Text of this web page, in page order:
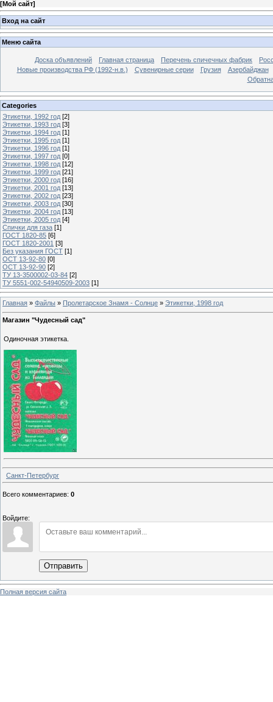
[Мой сайт]
Вход на сайт
Меню сайта
Доска объявлений Главная страница Перечень спичечных фабрик
Новые производства РФ (1992-н.в.)
Сувенирные серии Грузия
Азербайджан
Categories
Этикетки, 1992 год [2]
Этикетки, 1993 год [3]
Этикетки, 1994 год [1]
Этикетки, 1995 год [1]
Этикетки, 1996 год [1]
Этикетки, 1997 год [0]
Этикетки, 1998 год [12]
Этикетки, 1999 год [21]
Этикетки, 2000 год [16]
Этикетки, 2001 год [13]
Этикетки, 2002 год [23]
Этикетки, 2003 год [30]
Этикетки, 2004 год [13]
Этикетки, 2005 год [4]
Спички для газа [1]
ГОСТ 1820-85 [6]
ГОСТ 1820-2001 [3]
Без указания ГОСТ [1]
ОСТ 13-92-80 [0]
ОСТ 13-92-90 [2]
ТУ 13-3500002-03-84 [2]
ТУ 5551-002-54940509-2003 [1]
Главная » Файлы » Пролетарское Знамя - Солнце » Этикетки, 1998 год
Магазин "Чудесный сад"
Одиночная этикетка.
Санкт-Петербург
Всего комментариев: 0
Войдите:
Отправить
Полная версия сайта